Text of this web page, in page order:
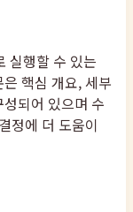
실행할 수 있는
핵심 개요, 세부
되어 있으며 수
정에 더 도움이